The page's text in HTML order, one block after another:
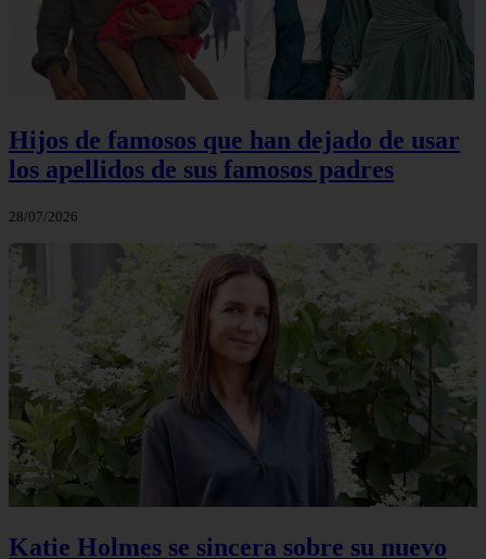
Hijos de famosos que han dejado de usar
los apellidos de sus famosos padres
28/07/2026
Katie Holmes se sincera sobre su nuevo